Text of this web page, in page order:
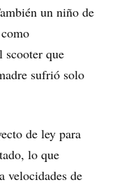
un niño de
scooter que
sufrió solo
de ley para
lo que
velocidades de